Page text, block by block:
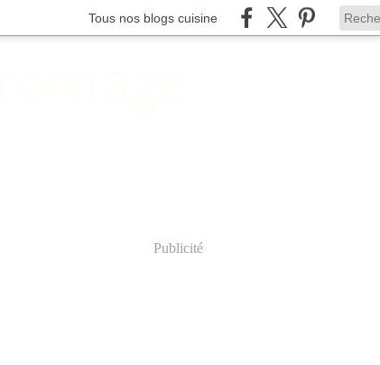
Tous nos blogs cuisine
Publicité